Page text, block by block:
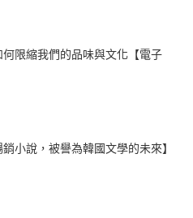
限縮我們的品味與文化【電子
小說，被譽為韓國文學的未來】